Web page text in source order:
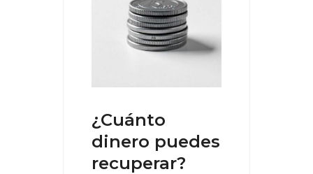
¿Cuánto
dinero puedes
recuperar?